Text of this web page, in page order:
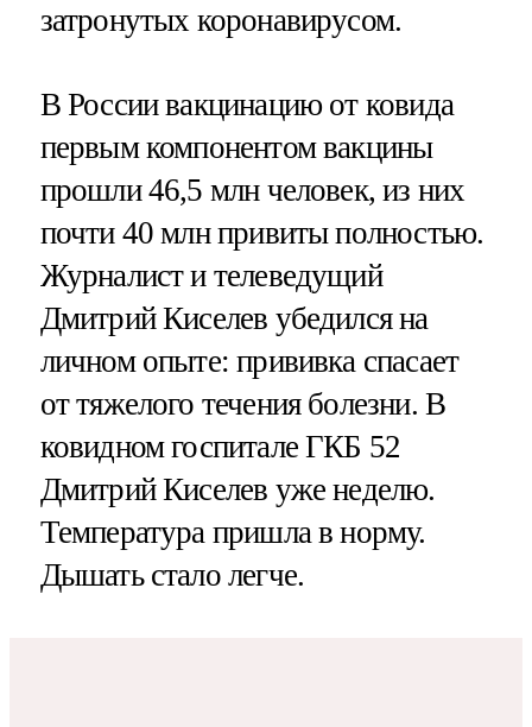
затронутых коронавирусом.
В России вакцинацию от ковида
первым компонентом вакцины
прошли 46,5 млн человек, из них
почти 40 млн привиты полностью.
Журналист и телеведущий
Дмитрий Киселев убедился на
личном опыте: прививка спасает
от тяжелого течения болезни. В
ковидном госпитале ГКБ 52
Дмитрий Киселев уже неделю.
Температура пришла в норму.
Дышать стало легче.